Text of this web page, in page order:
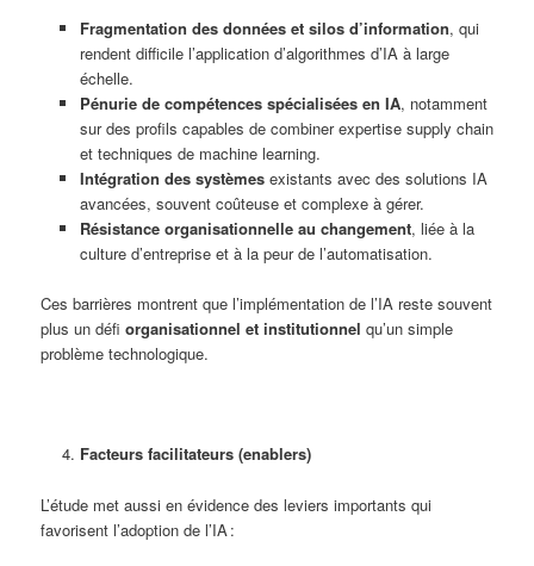
Fragmentation des données et silos d’information, qui
rendent difficile l’application d’algorithmes d’IA à large
échelle.
Pénurie de compétences spécialisées en IA, notamment
sur des profils capables de combiner expertise supply chain
et techniques de machine learning.
Intégration des systèmesexistants avec des solutions IA
avancées, souvent coûteuse et complexe à gérer.
Résistance organisationnelle au changement, liée à la
culture d’entreprise et à la peur de l’automatisation.
Ces barrières montrent que l’implémentation de l’IA reste souvent
plus un défiorganisationnel et institutionnel qu’un simple
problème technologique.
Facteurs facilitateurs (enablers)
L’étude met aussi en évidence des leviers importants qui
favorisent l’adoption de l’IA :